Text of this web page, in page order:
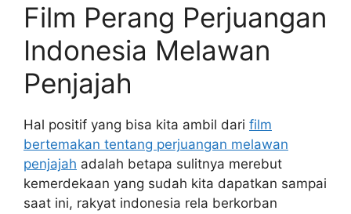
Film Perang Perjuangan
Indonesia Melawan
Penjajah
Hal positif yang bisa kita ambil dari film
bertemakan tentang perjuangan melawan
penjajah adalah betapa sulitnya merebut
kemerdekaan yang sudah kita dapatkan sampai
saat ini, rakyat indonesia rela berkorban